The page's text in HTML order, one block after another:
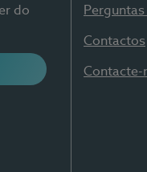
do
Contactos
Contacte-